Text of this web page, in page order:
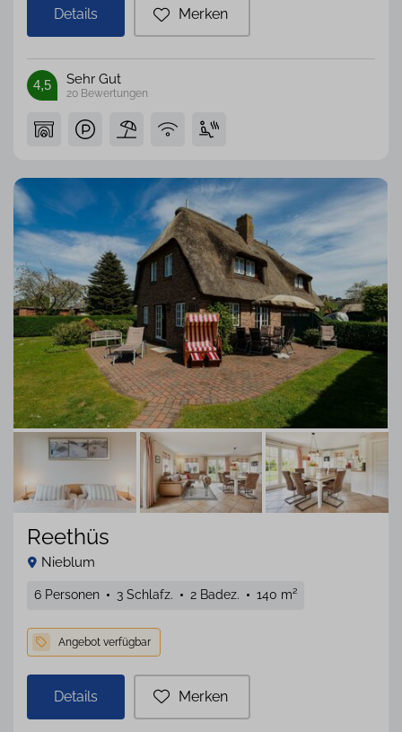
Details Merken
20 Bewertungen
4,5 Sehr Gut
Reethüs
Nieblum
6 Personen 3 Schlafz. 2 Badez. 140 m²
Details Merken